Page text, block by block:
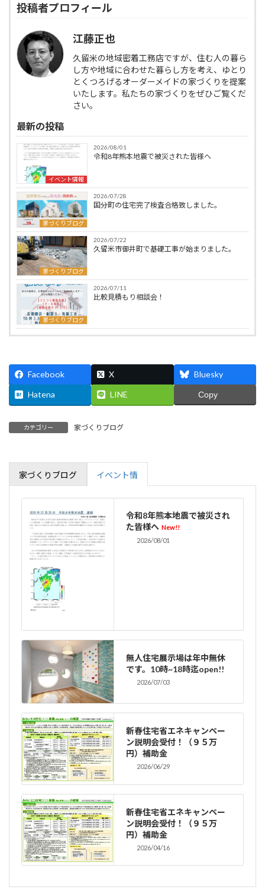
投稿者プロフィール
江藤正也
久留米の地域密着工務店ですが、住む人の暮ら
し方や地域に合わせた暮らし方を考え、ゆとり
とくつろげるオーダーメイドの家づくりを提案
いたします。私たちの家づくりをぜひご覧くだ
さい。
最新の投稿
イベント情報
2026/08/01
令和8年熊本地震で被災された皆様へ
家づくりブログ
2026/07/28
国分町の住宅完了検査合格致しました。
家づくりブログ
2026/07/22
久留米市御井町で基礎工事が始まりました。
家づくりブログ
2026/07/11
比較見積もり相談会！
Facebook X
Bluesky
Hatena
LINE Copy
カテゴリー 家づくりブログ
家づくりブログ イベント情
令和8年熊本地震で被災され
た皆様へ New!!
2026/08/01
無人住宅展示場は年中無休
です。10時~18時迄open!!
2026/07/03
新春住宅省エネキャンペー
ン説明会受付！（９５万
円）補助金
2026/06/29
新春住宅省エネキャンペー
ン説明会受付！（９５万
円）補助金
2026/04/16